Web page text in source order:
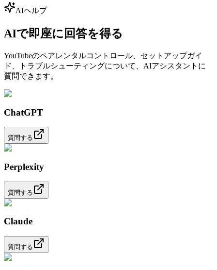
AIヘルプ
AIで即座に回答を得る
YouTubeのペアレンタルコントロール、セットアップガイ
ド、トラブルシューティングについて、AIアシスタントに
質問できます。
ChatGPT
質問する
Perplexity
質問する
Claude
質問する